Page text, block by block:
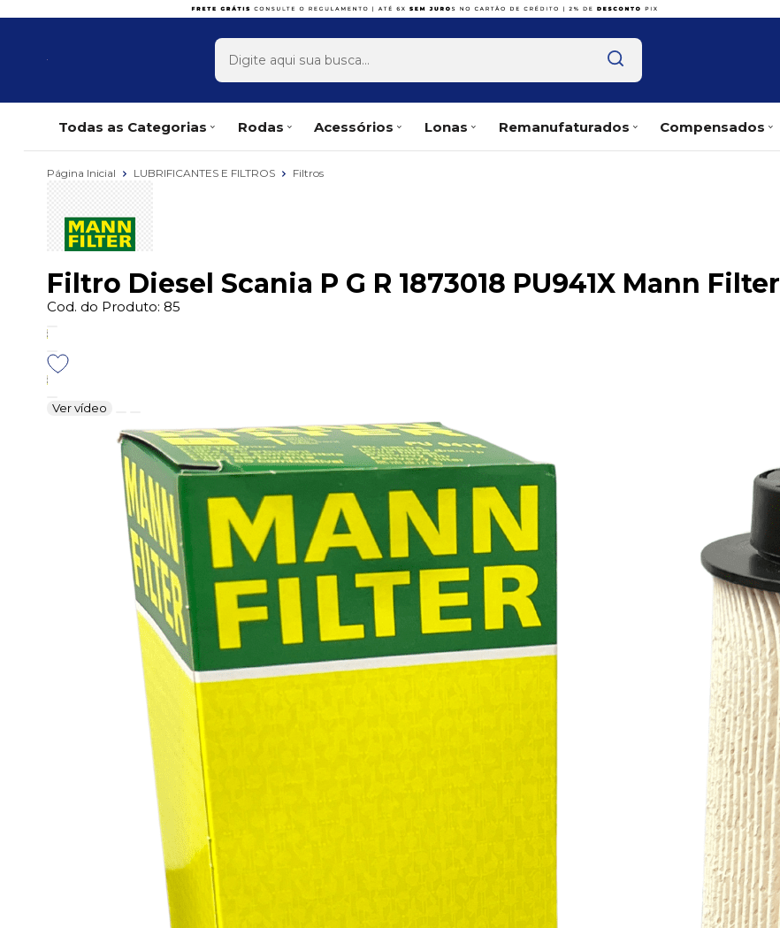
Todas as Categorias Rodas Acessórios Lonas Remanufaturados Compensados
Página Inicial LUBRIFICANTES E FILTROS Filtros
Filtro Diesel Scania P G R 1873018 PU941X Mann Filter
Cod. do Produto: 85
Ver vídeo